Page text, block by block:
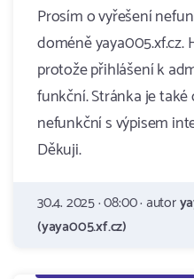
Prosím o vyřešení
doméně yaya005.xf.cz.
protože přihlášení k
funkční. Stránka je také
nefunkční s výpisem
Děkuji.
30.4. 2025 · 08:00 · autor
(yaya005.xf.cz)